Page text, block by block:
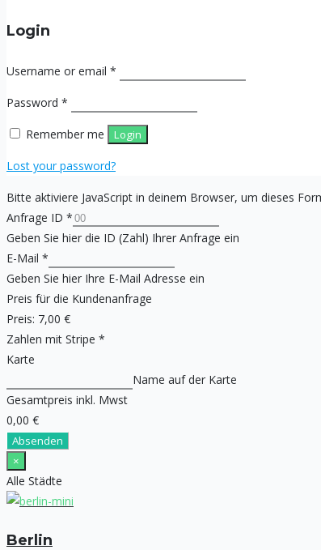
Login
Username or email *
Password *
Remember me Login
Lost your password?
Bitte aktiviere JavaScript in deinem Browser, um dieses
Anfrage ID *
Geben Sie hier die ID (Zahl) Ihrer Anfrage ein
E-Mail *
Geben Sie hier Ihre E-Mail Adresse ein
Preis für die Kundenanfrage
Preis: 7,00 €
Zahlen mit Stripe *
Karte
Name auf der Karte
Gesamtpreis inkl. Mwst
0,00 €
Absenden
×
Alle Städte
Berlin